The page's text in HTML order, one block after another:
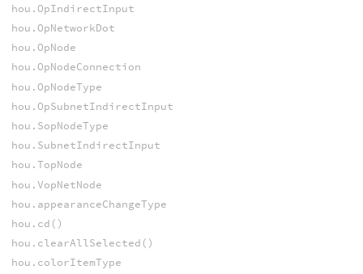
hou.OpIndirectInput
hou.OpNetworkDot
hou.OpNode
hou.OpNodeConnection
hou.OpNodeType
hou.OpSubnetIndirectInput
hou.SopNodeType
hou.SubnetIndirectInput
hou.TopNode
hou.VopNetNode
hou.appearanceChangeType
hou.cd()
hou.clearAllSelected()
hou.colorItemType